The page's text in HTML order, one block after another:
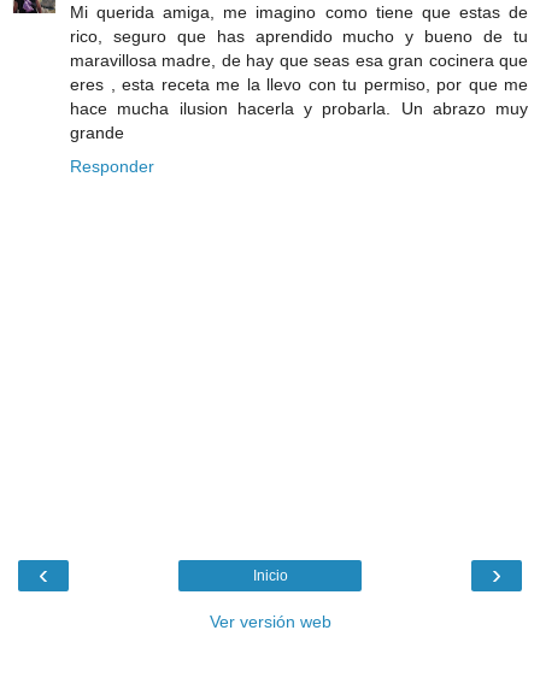
Mi querida amiga, me imagino como tiene que estas de
rico, seguro que has aprendido mucho y bueno de tu
maravillosa madre, de hay que seas esa gran cocinera que
eres , esta receta me la llevo con tu permiso, por que me
hace mucha ilusion hacerla y probarla. Un abrazo muy
grande
Responder
‹ ›
Inicio
Ver versión web